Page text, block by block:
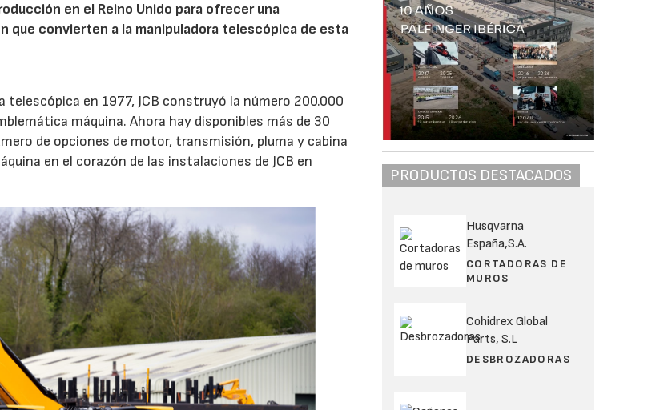
en el Reino Unido para ofrecer una
convierten a la manipuladora telescópica de esta
telescópica en 1977, JCB construyó la número 200.000
máquina. Ahora hay disponibles más de 30
de opciones de motor, transmisión, pluma y cabina
en el corazón de las instalaciones de JCB en
PRODUCTOS DESTACADOS
Husqvarna
España,S.A.
CORTADORAS DE
MUROS
Cohidrex Global
Parts, S.L
DESBROZADORAS